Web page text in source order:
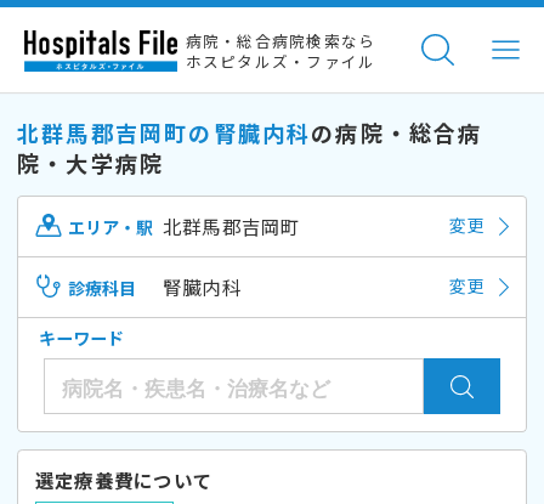
病院・総合病院検索なら
ホスピタルズ・ファイル
北群馬郡吉岡町の腎臓内科の病院・総合病
院・大学病院
エリア・駅 北群馬郡吉岡町 変更
診療科目 腎臓内科 変更
キーワード
選定療養費について